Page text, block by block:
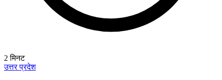
2 मिनट
उत्तर प्रदेश